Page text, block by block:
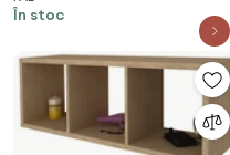
În stoc